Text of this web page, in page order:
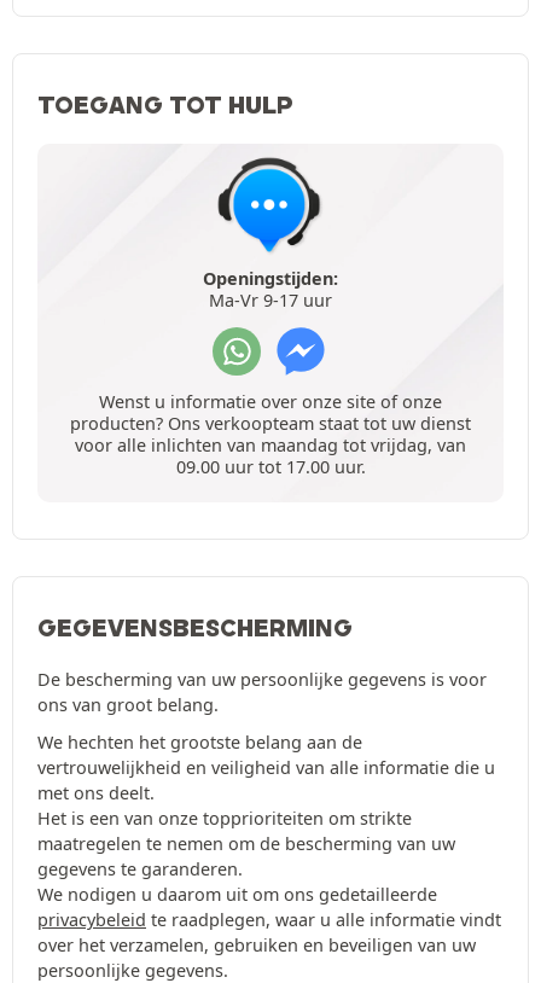
TOEGANG TOT HULP
Openingstijden:
Ma-Vr 9-17 uur
Wenst u informatie over onze site of onze
producten? Ons verkoopteam staat tot uw dienst
voor alle inlichten van maandag tot vrijdag, van
09.00 uur tot 17.00 uur.
GEGEVENSBESCHERMING
De bescherming van uw persoonlijke gegevens is voor
ons van groot belang.
We hechten het grootste belang aan de
vertrouwelijkheid en veiligheid van alle informatie die u
met ons deelt.
Het is een van onze topprioriteiten om strikte
maatregelen te nemen om de bescherming van uw
gegevens te garanderen.
We nodigen u daarom uit om ons gedetailleerde
privacybeleid te raadplegen, waar u alle informatie vindt
over het verzamelen, gebruiken en beveiligen van uw
persoonlijke gegevens.